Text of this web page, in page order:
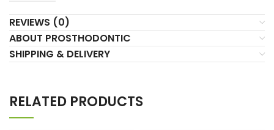
REVIEWS (0)
ABOUT PROSTHODONTIC
SHIPPING & DELIVERY
RELATED PRODUCTS